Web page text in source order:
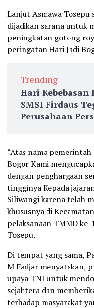
Lanjut Asmawa
dijadikan sarana untuk
peningkatan gotong
peringatan Hari Jadi
Trending
Hari Kebebasan
SMSI Firdaus
Perusahaan
“Atas nama
Bogor Kami
dengan penghargaan
tingginya Kepada
Siliwangi karena telah
khususnya di
pelaksanaan TMMD
Tosepu.
Di tempat yang sama,
M Fadjar menyatakan,
upaya TNI untuk
sejahtera dan
terhadap masyarakat